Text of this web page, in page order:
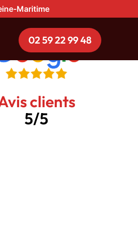
Maritime
02 59 22 99 48
clients
5/5